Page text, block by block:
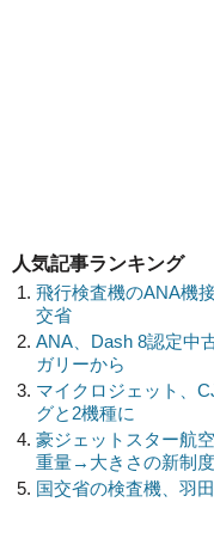
人気記事ランキング
飛行検査機のANA機
交省
ANA、Dash 8認定中
ガリーから
マイクロジェット、
グと2機種に
豪ジェットスター航
重量→大きさの新制度
国交省の検査機、羽